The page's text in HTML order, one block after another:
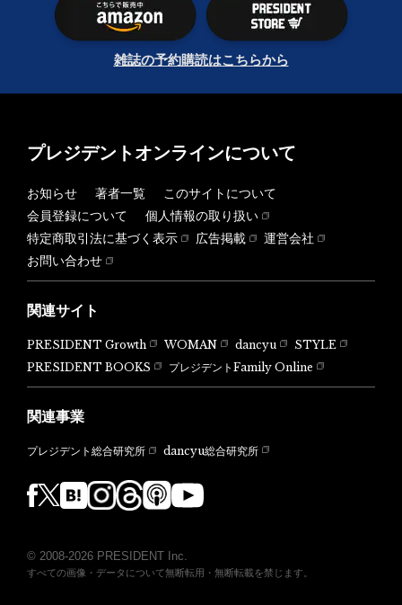
雑誌の予約購読はこちらから
プレジデントオンラインについて
お知らせ 著者一覧
このサイトについて
会員登録について
個人情報の取り扱い
特定商取引法に基づく表示
広告掲載
運営会社
お問い合わせ
関連サイト
PRESIDENT Growth WOMAN dancyu
STYLE
PRESIDENT BOOKS
プレジデントFamily Online
関連事業
プレジデント総合研究所 dancyu総合研究所
© 2008-2026 PRESIDENT Inc.
すべての画像・データについて無断転用・無断転載を禁じます。